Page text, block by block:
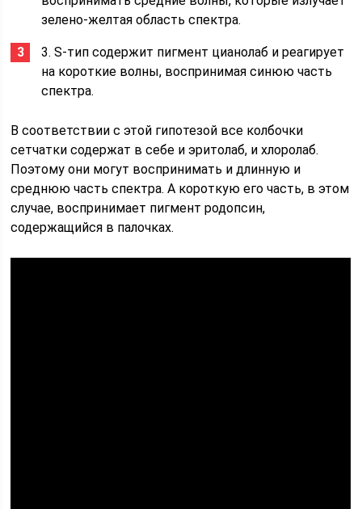
зелено-желтая область спектра.
3. S-тип содержит пигмент цианолаб и реагирует
на короткие волны, воспринимая синюю часть
спектра.
В соответствии с этой гипотезой все колбочки
сетчатки содержат в себе и эритолаб, и хлоролаб.
Поэтому они могут воспринимать и длинную и
среднюю часть спектра. А короткую его часть, в этом
случае, воспринимает пигмент родопсин,
содержащийся в палочках.